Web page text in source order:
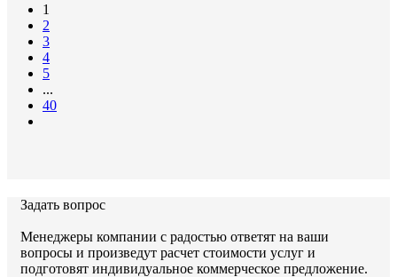
1
2
3
4
5
...
40
Задать вопрос
Менеджеры компании с радостью ответят на ваши
вопросы и произведут расчет стоимости услуг и
подготовят индивидуальное коммерческое предложение.